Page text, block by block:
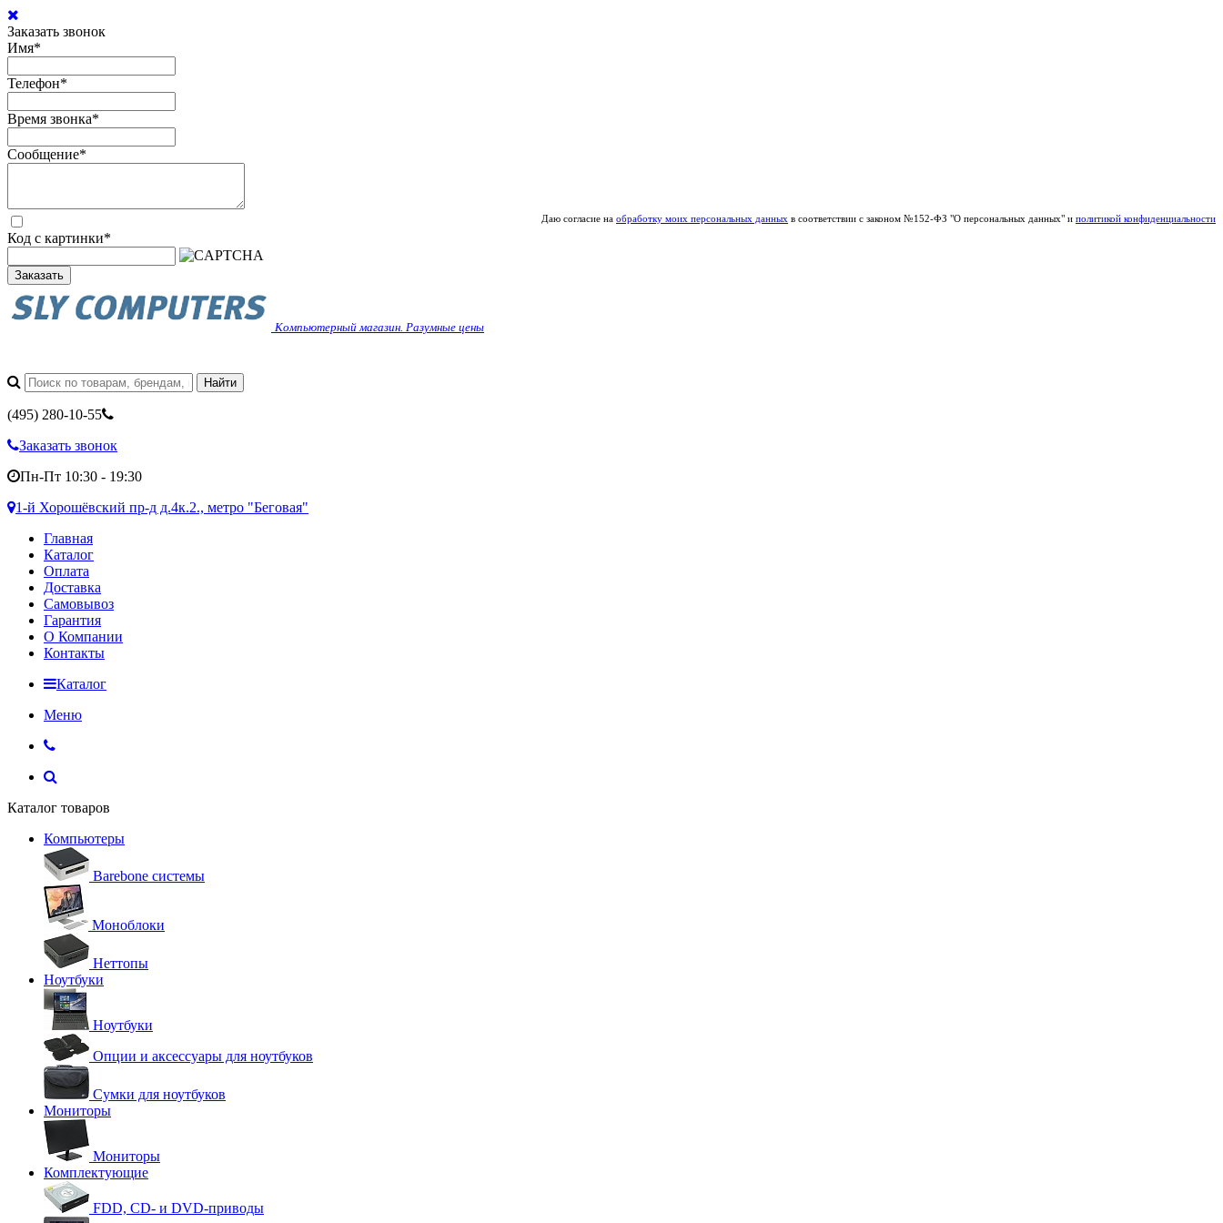
Заказать звонок
Имя*
Телефон*
Время звонка*
Сообщение*
Даю согласие на обработку моих персональных данных в соответствии с законом №152-ФЗ "О персональных данных" и политикой конфиденциальности
Код с картинки*
Заказать
Компьютерный магазин. Разумные цены
(495) 280-10-55
Заказать звонок
Пн-Пт 10:30 - 19:30
1-й Хорошёвский пр-д д.4к.2., метро "Беговая"
Главная
Каталог
Оплата
Доставка
Самовывоз
Гарантия
О Компании
Контакты
Каталог
Меню
Каталог товаров
Компьютеры
Barebone системы
Моноблоки
Неттопы
Ноутбуки
Ноутбуки
Опции и аксессуары для ноутбуков
Сумки для ноутбуков
Мониторы
Мониторы
Комплектующие
FDD, CD- и DVD-приводы